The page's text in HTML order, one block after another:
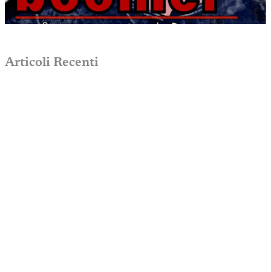
Articoli Recenti